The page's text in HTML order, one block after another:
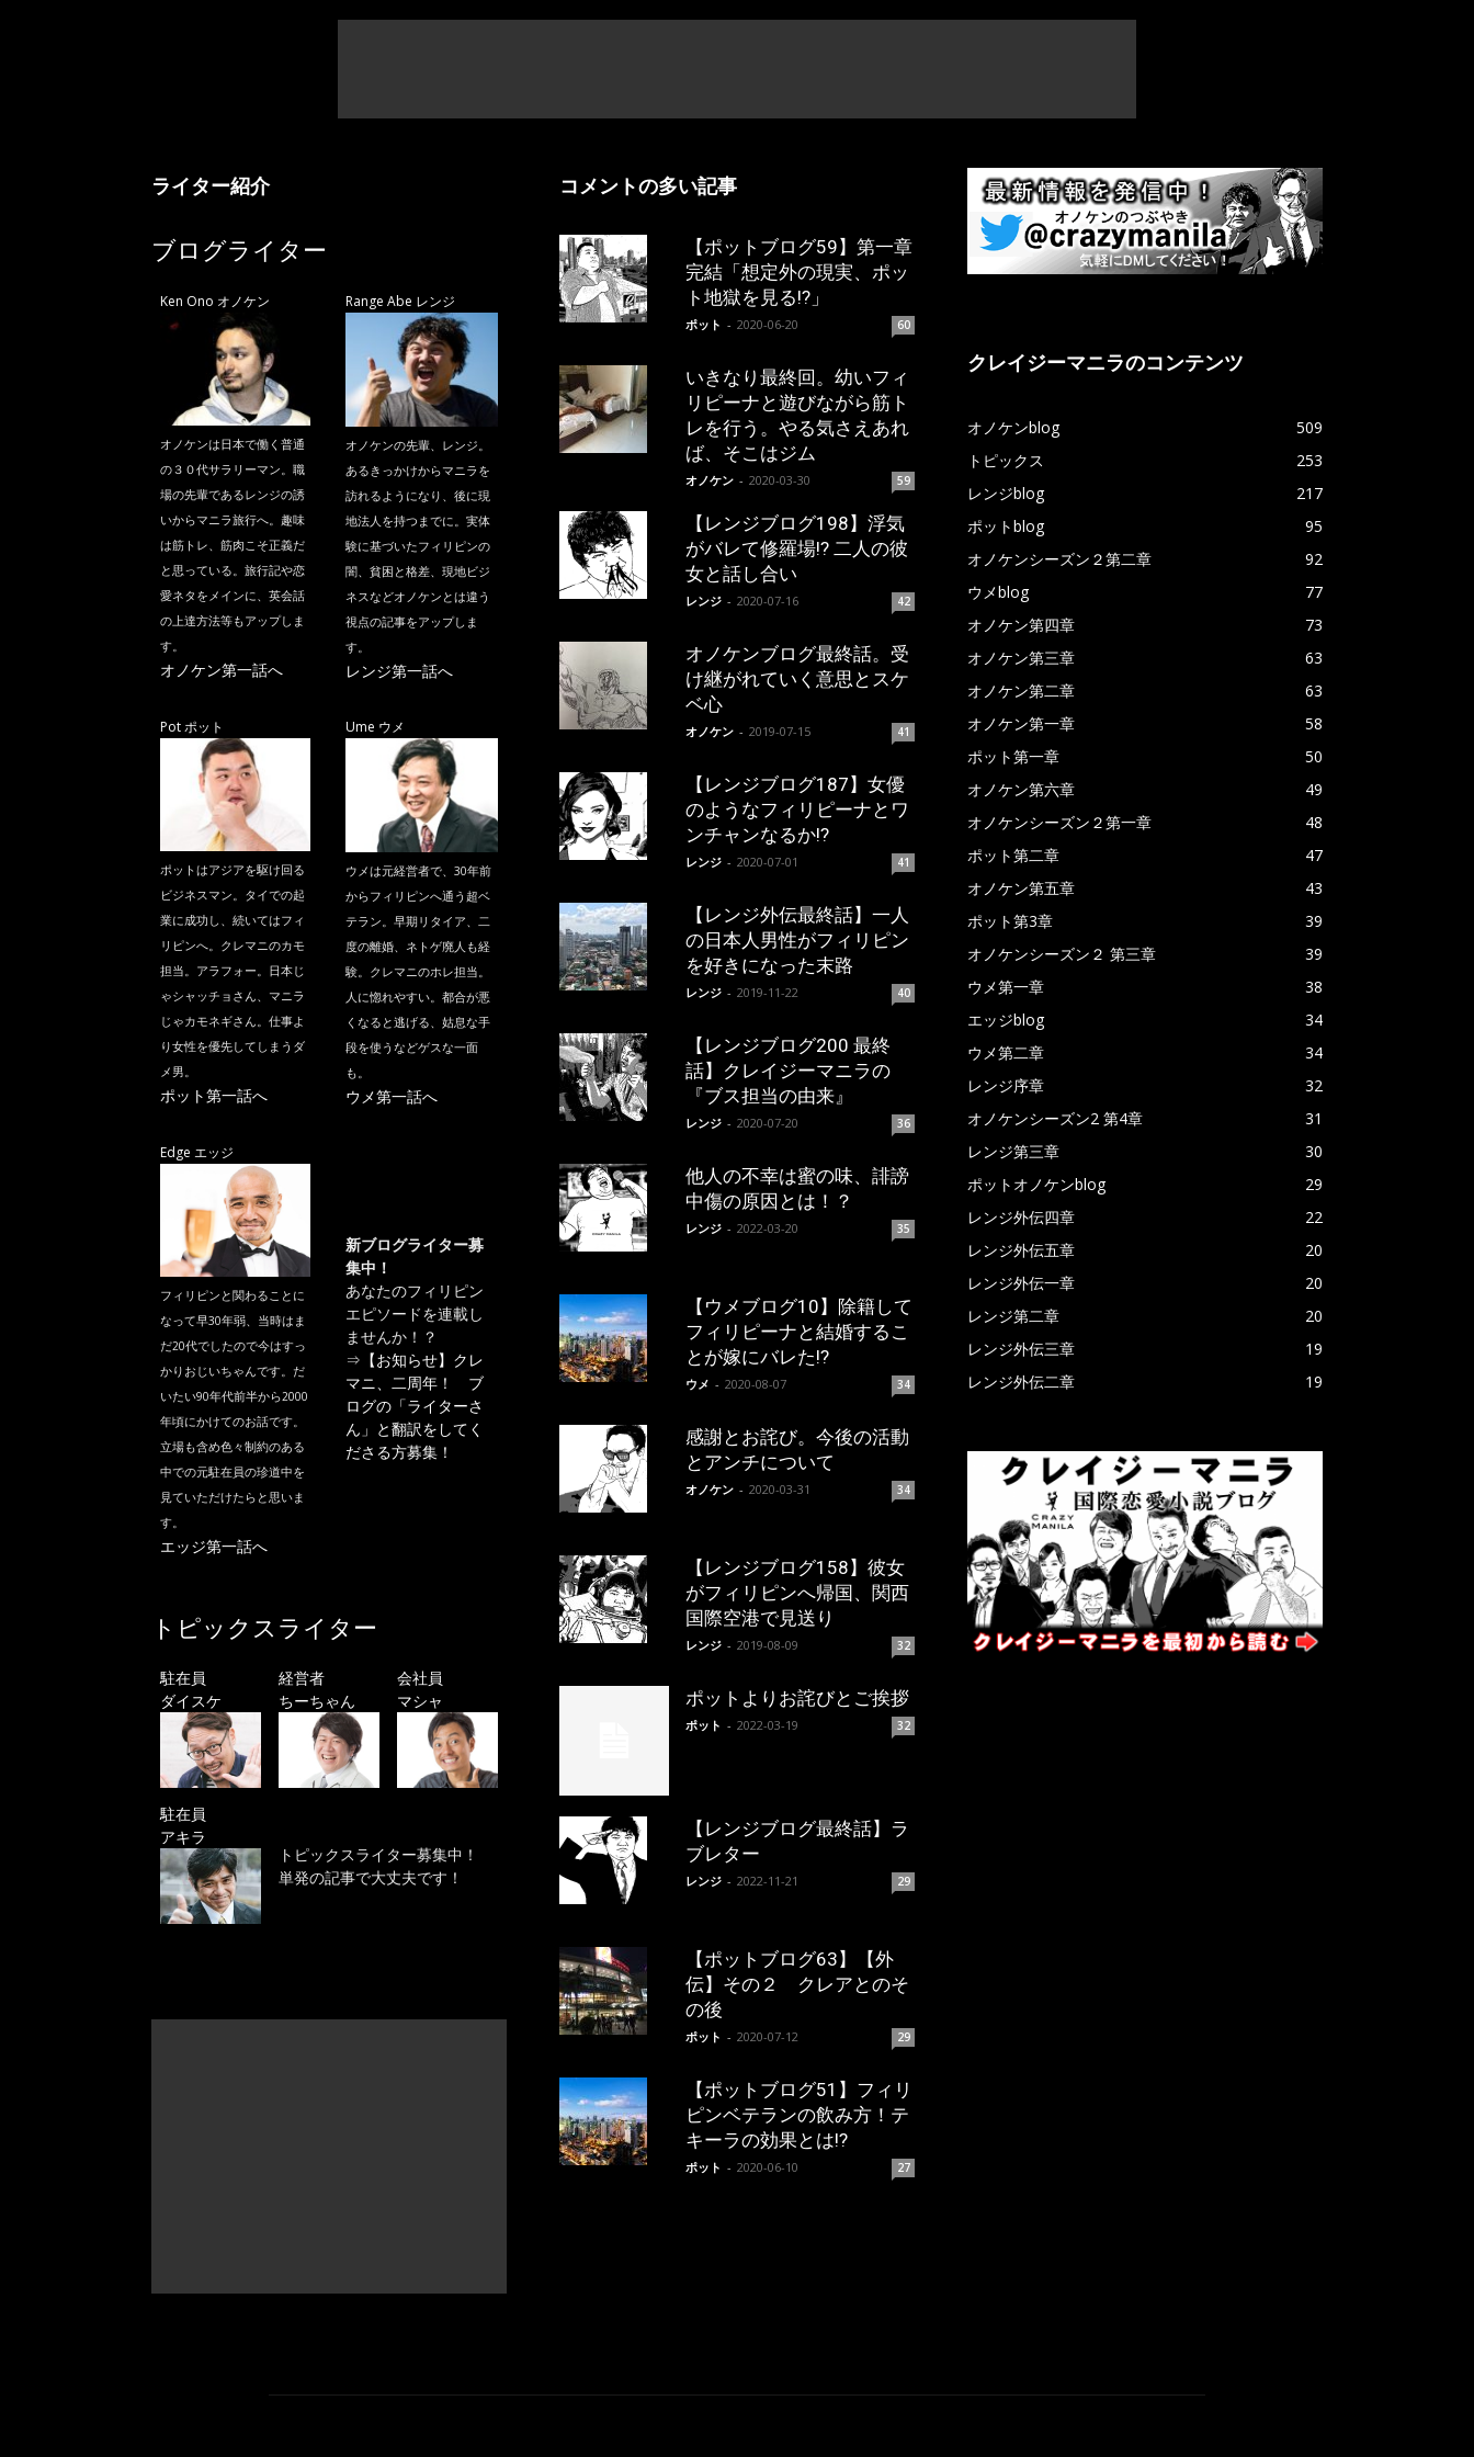
ライター紹介
ブログライター
Ken Ono オノケン
オノケンは日本で働く普通
の３０代サラリーマン。職
場の先輩であるレンジの誘
いからマニラ旅行へ。趣味
は筋トレ、筋肉こそ正義だ
と思っている。旅行記や恋
愛ネタをメインに、英会話
の上達方法等もアップしま
す。
オノケン第一話へ
Range Abe レンジ
オノケンの先輩、レンジ。
あるきっかけからマニラを
訪れるようになり、後に現
地法人を持つまでに。実体
験に基づいたフィリピンの
闇、貧困と格差、現地ビジ
ネスなどオノケンとは違う
視点の記事をアップしま
す。
レンジ第一話へ
Pot ポット
ポットはアジアを駆け回る
ビジネスマン。タイでの起
業に成功し、続いてはフィ
リピンへ。クレマニのカモ
担当。アラフォー。日本じ
ゃシャッチョさん、マニラ
じゃカモネギさん。仕事よ
り女性を優先してしまうダ
メ男。
ポット第一話へ
Ume ウメ
ウメは元経営者で、30年前
からフィリピンへ通う超ベ
テラン。早期リタイア、二
度の離婚、ネトゲ廃人も経
験。クレマニのホレ担当。
人に惚れやすい。都合が悪
くなると逃げる、姑息な手
段を使うなどゲスな一面
も。
ウメ第一話へ
Edge エッジ
フィリピンと関わることに
なって早30年弱、当時はま
だ20代でしたので今はすっ
かりおじいちゃんです。だ
いたい90年代前半から2000
年頃にかけてのお話です。
立場も含め色々制約のある
中での元駐在員の珍道中を
見ていただけたらと思いま
す。
エッジ第一話へ
新ブログライター募
集中！
あなたのフィリピン
エピソードを連載し
ませんか！？
⇒ 【お知らせ】クレ
マニ、二周年！ ブ
ログの「ライターさ
ん」と翻訳をしてく
ださる方募集！
トピックスライター
駐在員
ダイスケ
経営者
ちーちゃん
会社員
マシャ
駐在員
アキラ
トピックスライター募集中！
単発の記事で大丈夫です！
コメントの多い記事
【ポットブログ59】第一章
完結「想定外の現実、ポッ
ト地獄を見る!?」
ポット - 2020-06-20 60
いきなり最終回。幼いフィ
リピーナと遊びながら筋ト
レを行う。やる気さえあれ
ば、そこはジム
オノケン - 2020-03-30 59
【レンジブログ198】浮気
がバレて修羅場!? 二人の彼
女と話し合い
レンジ - 2020-07-16 42
オノケンブログ最終話。受
け継がれていく意思とスケ
ベ心
オノケン - 2019-07-15 41
【レンジブログ187】女優
のようなフィリピーナとワ
ンチャンなるか!?
レンジ - 2020-07-01 41
【レンジ外伝最終話】一人
の日本人男性がフィリピン
を好きになった末路
レンジ - 2019-11-22 40
【レンジブログ200 最終
話】クレイジーマニラの
『ブス担当の由来』
レンジ - 2020-07-20 36
他人の不幸は蜜の味、誹謗
中傷の原因とは！？
レンジ - 2022-03-20 35
【ウメブログ10】除籍して
フィリピーナと結婚するこ
とが嫁にバレた!?
ウメ - 2020-08-07 34
感謝とお詫び。今後の活動
とアンチについて
オノケン - 2020-03-31 34
【レンジブログ158】彼女
がフィリピンへ帰国、関西
国際空港で見送り
レンジ - 2019-08-09 32
ポットよりお詫びとご挨拶
ポット - 2022-03-19 32
【レンジブログ最終話】ラ
ブレター
レンジ - 2022-11-21 29
【ポットブログ63】【外
伝】その２ クレアとのそ
の後
ポット - 2020-07-12 29
【ポットブログ51】フィリ
ピンベテランの飲み方！テ
キーラの効果とは!?
ポット - 2020-06-10 27
クレイジーマニラのコンテンツ
オノケンblog
509
トピックス
253
レンジblog
217
ポットblog
95
オノケンシーズン２第二章
92
ウメblog
77
オノケン第四章
73
オノケン第三章
63
オノケン第二章
63
オノケン第一章
58
ポット第一章
50
オノケン第六章
49
オノケンシーズン２第一章
48
ポット第二章
47
オノケン第五章
43
ポット第3章
39
オノケンシーズン２ 第三章
39
ウメ第一章
38
エッジblog
34
ウメ第二章
34
レンジ序章
32
オノケンシーズン2 第4章
31
レンジ第三章
30
ポットオノケンblog
29
レンジ外伝四章
22
レンジ外伝五章
20
レンジ外伝一章
20
レンジ第二章
20
レンジ外伝三章
19
レンジ外伝二章
19